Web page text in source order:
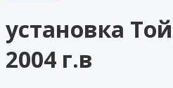
установка
2004 г.в